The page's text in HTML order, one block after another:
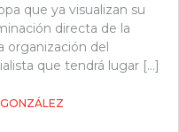
que ya visualizan su
directa de la
organización del
que tendrá lugar […]